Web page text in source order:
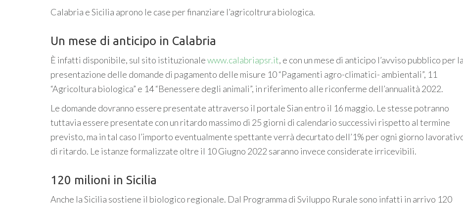
Calabria e Sicilia aprono le case per finanziare l’agricoltrura biologica.
Un mese di anticipo in Calabria
È infatti disponibile, sul sito istituzionalewww.calabriapsr.it, e con un mese di anticipo l’avviso pubblico per la
presentazione delle domande di pagamento delle misure 10 “Pagamenti agro-climatici- ambientali”, 11
“Agricoltura biologica” e 14 “Benessere degli animali”, in riferimento alle riconferme dell’annualità 2022.
Le domande dovranno essere presentate attraverso il portale Sian entro il 16 maggio. Le stesse potranno
tuttavia essere presentate con un ritardo massimo di 25 giorni di calendario successivi rispetto al termine
previsto, ma in tal caso l’importo eventualmente spettante verrà decurtato dell’1% per ogni giorno
di ritardo. Le istanze formalizzate oltre il 10 Giugno 2022 saranno invece considerate irricevibili.
120 milioni in Sicilia
Anche la Sicilia sostiene il biologico regionale. Dal Programma di Sviluppo Rurale sono infatti in arrivo 120